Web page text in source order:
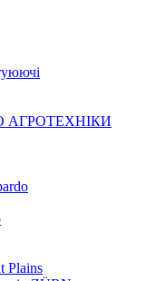
АГРОТЕХНІКИ
Plains